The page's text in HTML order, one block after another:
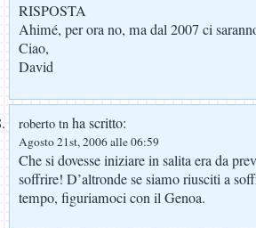
RISPOSTA
Ahimé, per ora no, ma dal 2007 ci
Ciao,
David
roberto tn ha scritto:
Agosto 21st, 2006 alle 06:59
Che si dovesse iniziare in salita era da
soffrire! D’altronde se siamo riusciti a
tempo, figuriamoci con il Genoa.